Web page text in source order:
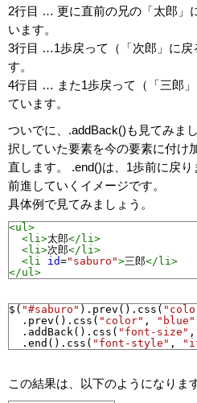
2行目 … 更に直前の兄の「太郎」
います。
3行目 …1歩戻って（「次郎」に戻
す。
4行目 … また1歩戻って（「三郎
ています。
ついでに、.addBack()も見てみま
択していた要素を今の要素に付け
直します。 .end()は、1歩前に戻
前進していくイメージです。
具体例で見てみましょう。
<ul>
<li>太郎</li>
<li>次郎</li>
<li
id="saburo">三郎</li>
</ul>
$ ( "#saburo" ). prev (). css (
. prev (). css ( "color" , "blue"
. addBack(). css ( "font-size" ,
. end (). css ( "font-style" ,
この結果は、以下のようになります